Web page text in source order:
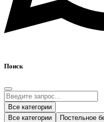
Поиск
Все категории
Все категории
Постельное